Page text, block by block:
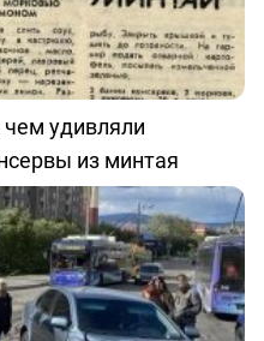
удивляли
из минтая